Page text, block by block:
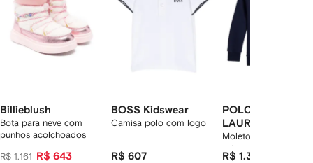
Billieblush
Bota para neve com
punhos acolchoados
R$ 1.161 R$ 643
BOSS Kidswear
Camisa polo com logo
R$ 607
POLO RALPH
LAUREN KIDS
Moletom com capuz
estampa Polo Bear
R$ 1.339